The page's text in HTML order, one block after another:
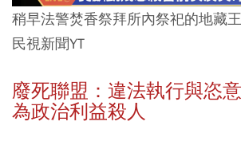
稍早法警焚香祭拜所內祭祀的地藏
民視新聞YT
廢死聯盟：違法執行與恣
為政治利益殺人